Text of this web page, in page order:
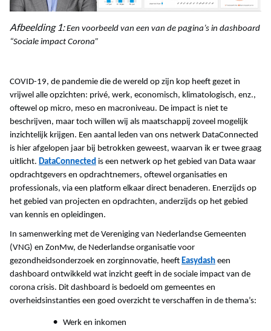
Afbeelding 1:Een voorbeeld van een van de pagina’s in dashboard
“Sociale impact Corona”
COVID-19, de pandemie die de wereld op zijn kop heeft gezet in
vrijwel alle opzichten: privé, werk, economisch, klimatologisch, enz.,
oftewel op micro, meso en macroniveau. De impact is niet te
beschrijven, maar toch willen wij als maatschappij zoveel mogelijk
inzichtelijk krijgen. Een aantal leden van ons netwerk DataConnected
is hier afgelopen jaar bij betrokken geweest, waarvan ik er twee graag
uitlicht. DataConnected is een netwerk op het gebied van Data waar
opdrachtgevers en opdrachtnemers, oftewel organisaties en
professionals, via een platform elkaar direct benaderen. Enerzijds op
het gebied van projecten en opdrachten, anderzijds op het gebied
van kennis en opleidingen.
In samenwerking met de Vereniging van Nederlandse Gemeenten
(VNG) en ZonMw, de Nederlandse organisatie voor
gezondheidsonderzoek en zorginnovatie, heeft Easydash een
dashboard ontwikkeld wat inzicht geeft in de sociale impact van de
corona crisis. Dit dashboard is bedoeld om gemeentes en
overheidsinstanties een goed overzicht te verschaffen in de thema’s:
Werk en inkomen